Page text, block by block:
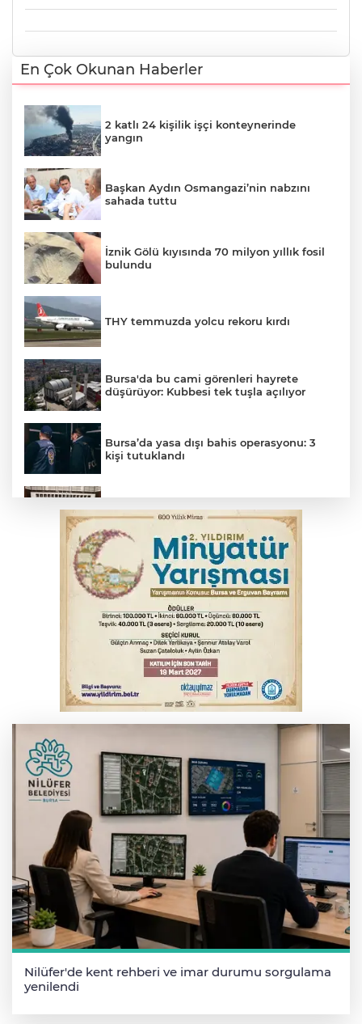
En Çok Okunan Haberler
2 katlı 24 kişilik işçi konteynerinde
yangın
Başkan Aydın Osmangazi’nin nabzını
sahada tuttu
İznik Gölü kıyısında 70 milyon yıllık fosil
bulundu
THY temmuzda yolcu rekoru kırdı
Bursa'da bu cami görenleri hayrete
düşürüyor: Kubbesi tek tuşla açılıyor
Bursa’da yasa dışı bahis operasyonu: 3
kişi tutuklandı
Çerçeve yasa görüşmeleri başladı
Trabzonspor'da Folcarelli ameliyat oldu
Tarihi eser kaçakçısı Bursa'da sert kayaya
çarptı
Erdoğan, Suudi Arabistan'dan ayrıldı
Nilüfer'de kent rehberi ve imar durumu sorgulama
yenilendi